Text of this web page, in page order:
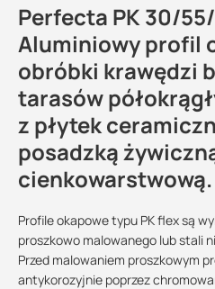
Perfecta PK 30/
Aluminiowy profil
obróbki krawędzi
tarasów
z płytek
posadzką
cienkowarstwową.
Profile okapowe typu PK flex są
proszkowo malowanego lub stali
Przed malowaniem proszkowym
antykorozyjnie poprzez